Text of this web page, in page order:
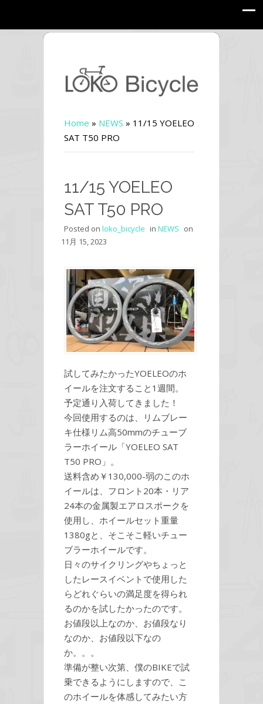
Home » NEWS » 11/15 YOELEO
SAT T50 PRO
11/15 YOELEO
SAT T50 PRO
Posted on loko_bicycle in NEWS on
11月 15, 2023
試してみたかったYOELEOのホ
イールを注文すること1週間。
予定通り入荷してきました！
今回使用するのは、リムブレー
キ仕様リム高50mmのチューブ
ラーホイール「YOELEO SAT
T50 PRO」。
送料含め￥130,000-弱のこのホ
イールは、フロント20本・リア
24本の金属製エアロスポークを
使用し、ホイールセット重量
1380gと、そこそこ軽いチュー
ブラーホイールです。
日々のサイクリングやちょっと
したレースイベントで使用した
らどれぐらいの満足度を得られ
るのかを試したかったのです。
お値段以上なのか、お値段なり
なのか、お値段以下なの
か。。。
準備が整い次第、僕のBIKEで試
乗できるようにしますので、こ
のホイールを体感してみたい方